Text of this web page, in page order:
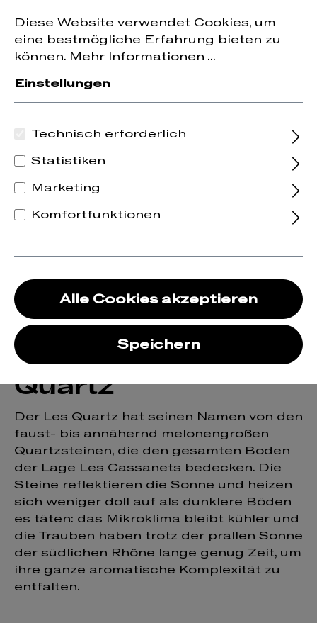
springen
auf die erste Bestellung erhalten.
2022
Châteauneuf-du-
Pape rouge Les
Quartz
Der Les Quartz hat seinen Namen von den
faust- bis annähernd melonengroßen
Quartzsteinen, die den gesamten Boden
der Lage Les Cassanets bedecken. Die
Steine reflektieren die Sonne und heizen
sich weniger doll auf als dunklere Böden
es täten: das Mikroklima bleibt kühler und
die Trauben haben trotz der prallen Sonne
der südlichen Rhône lange genug Zeit, um
ihre ganze aromatische Komplexität zu
entfalten.
Diese Website verwendet Cookies, um
eine bestmögliche Erfahrung bieten zu
können. Mehr Informationen ...
Einstellungen
Technisch erforderlich
Statistiken
Marketing
Komfortfunktionen
Alle Cookies akzeptieren
Speichern